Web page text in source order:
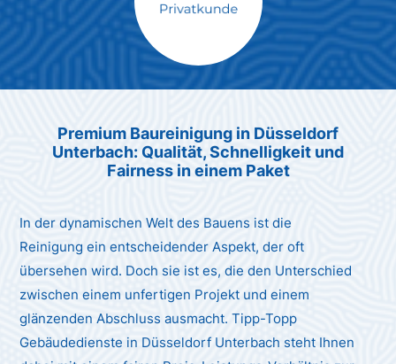
Max Mustermann
Premium Baureinigung in Düsseldorf
Unterbach: Qualität, Schnelligkeit und
Fairness in einem Paket
In der dynamischen Welt des Bauens ist die
Reinigung ein entscheidender Aspekt, der oft
übersehen wird. Doch sie ist es, die den Unterschied
zwischen einem unfertigen Projekt und einem
glänzenden Abschluss ausmacht. Tipp-Topp
Gebäudedienste in Düsseldorf Unterbach steht Ihnen